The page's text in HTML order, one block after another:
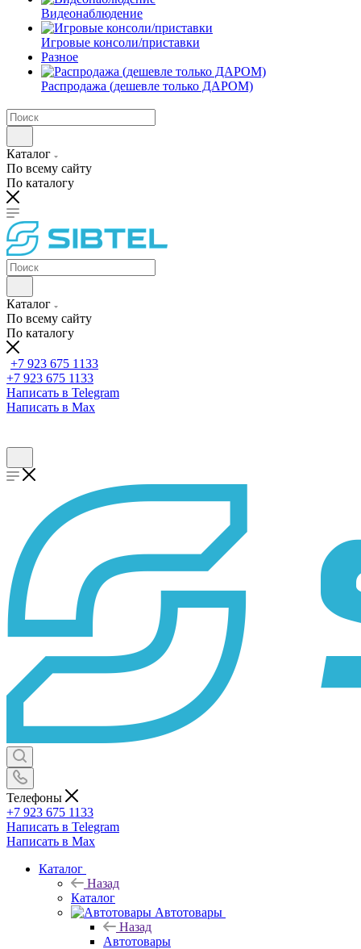
Видеонаблюдение
Игровые консоли/приставки
Разное
Распродажа (дешевле только ДАРОМ)
Каталог
По всему сайту
По каталогу
Каталог
По всему сайту
По каталогу
+7 923 675 1133
+7 923 675 1133
Написать в Telegram
Написать в Max
Телефоны
+7 923 675 1133
Написать в Telegram
Написать в Max
Каталог
Назад
Каталог
Автотовары
Назад
Автотовары